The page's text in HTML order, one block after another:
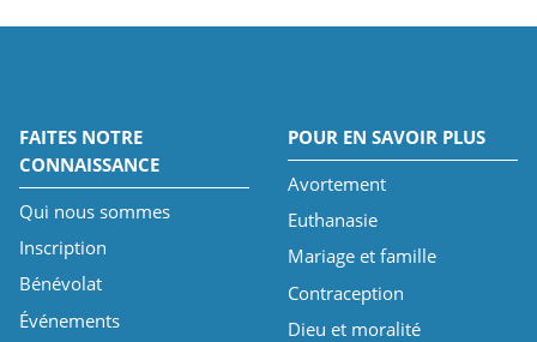
FAITES NOTRE
CONNAISSANCE
Qui nous sommes
Inscription
Bénévolat
Événements
POUR EN SAVOIR PLUS
Avortement
Euthanasie
Mariage et famille
Contraception
Dieu et moralité